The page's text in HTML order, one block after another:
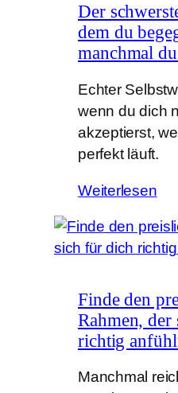
Der
dem du
manchmal
Echter
wenn du dich
akzeptierst,
perfekt läuft.
Weiterlesen
Finde den
Rahmen,
richtig
Manchmal